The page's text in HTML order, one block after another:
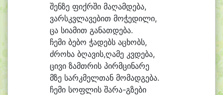
შენზე ფიქრში მაღამდება,
ვარსკვლავებით მოჭედილი,
ცა სიამით განათდება.
ჩემი ბებო ჭადებს აცხობს,
ძროხა ბღავის,ღამე კვდება,
ცივი ზამთრის პირმცინარე
მზე სარკმელთან მომადგება.
ჩემი სოფლის შარა-გზები